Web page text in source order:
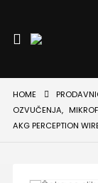
HOME
OZVUČENJA,
AKG PERCEPTION